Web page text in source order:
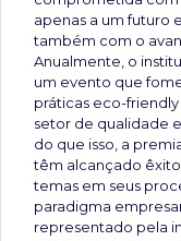
apenas a um futuro
também com o
Anualmente, o
um evento que
práticas eco-friendly
setor de qualidade
do que isso, a
têm alcançado
temas em seus
paradigma
representado pela